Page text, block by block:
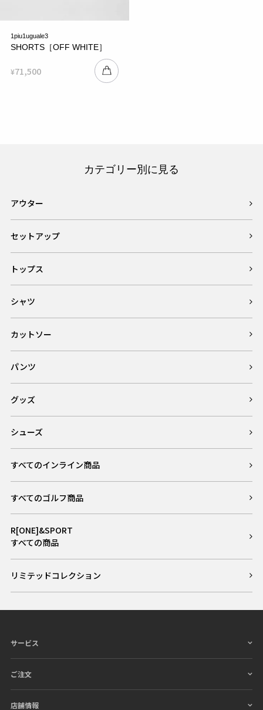
1piu1uguale3
SHORTS［OFF WHITE］
¥71,500
カテゴリー別に見る
アウター
セットアップ
トップス
シャツ
カットソー
パンツ
グッズ
シューズ
すべてのインライン商品
すべてのゴルフ商品
R[ONE]&SPORT
すべての商品
リミテッドコレクション
サービス
ご注文
店舗情報